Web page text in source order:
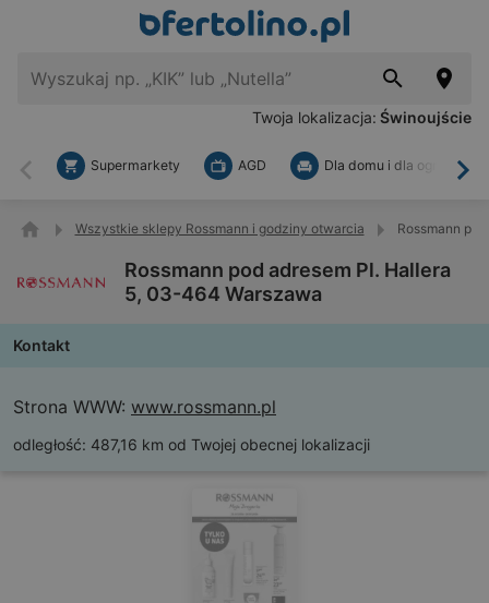
Twoja lokalizacja: Świnoujście
Wstecz
Supermarkety AGD Dla domu i dla ogrodu
Wszystkie sklepy Rossmann i godziny otwarcia Rossmann
Rossmann pod adresem Pl. Hallera
5, 03-464 Warszawa
Kontakt
Strona WWW: www.rossmann.pl
odległość: 487,16 km od Twojej obecnej lokalizacji